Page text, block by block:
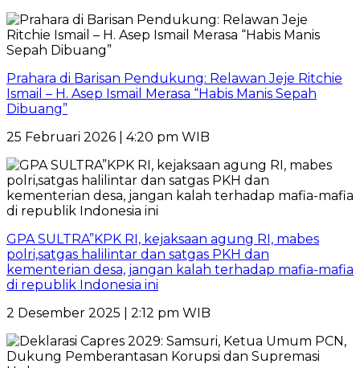
Prahara di Barisan Pendukung: Relawan Jeje Ritchie
Ismail – H. Asep Ismail Merasa “Habis Manis Sepah
Dibuang”
25 Februari 2026 | 4:20 pm WIB
GPA SULTRA”KPK RI, kejaksaan agung RI, mabes
polri,satgas halilintar dan satgas PKH dan
kementerian desa, jangan kalah terhadap mafia-mafia
di republik Indonesia ini
2 Desember 2025 | 2:12 pm WIB